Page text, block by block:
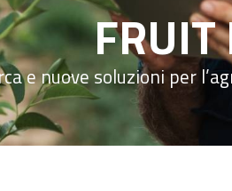
FRUIT
e nuove soluzioni per